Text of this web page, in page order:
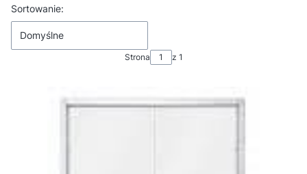
Lista produktów
Sortowanie:
Domyślne
Strona z 1